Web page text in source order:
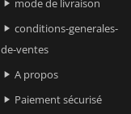
 mode de livraison
 conditions-generales-
de-ventes
 A propos
 Paiement sécurisé